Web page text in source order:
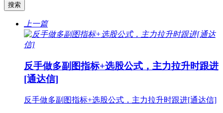
上一篇
反手做多副图指标+选股公式，主力拉升时跟进
[通达信]
反手做多副图指标+选股公式，主力拉升时跟进[通达信]